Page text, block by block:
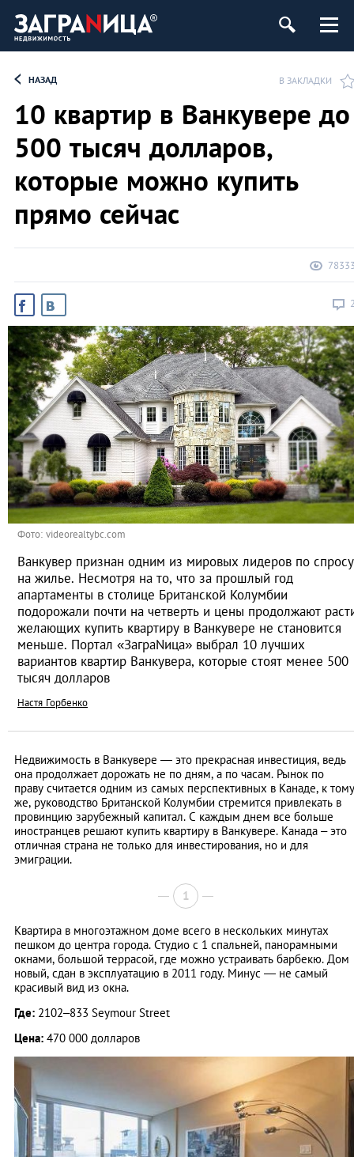
НАЗАД В ЗАКЛАДКИ
10 квартир в Ванкувере до
500 тысяч долларов,
которые можно купить
прямо сейчас
Фото: videorealtybc.com
Ванкувер признан одним из мировых лидеров по спросу
на жилье. Несмотря на то, что за прошлый год
апартаменты в столице Британской Колумбии
подорожали почти на четверть и цены продолжают
желающих купить квартиру в Ванкувере не становится
меньше. Портал «ЗаграNица» выбрал 10 лучших
вариантов квартир Ванкувера, которые стоят менее 500
тысяч долларов
Настя Горбенко
Недвижимость в Ванкувере — это прекрасная инвестиция, ведь
она продолжает дорожать не по дням, а по часам. Рынок по
праву считается одним из самых перспективных в Канаде, к тому
же, руководство Британской Колумбии стремится привлекать в
провинцию зарубежный капитал. С каждым днем все больше
иностранцев решают купить квартиру в Ванкувере. Канада – это
отличная страна не только для инвестирования, но и для
эмиграции.
1
Квартира в многоэтажном доме всего в нескольких минутах
пешком до центра города. Студио с 1 спальней, панорамными
окнами, большой террасой, где можно устраивать барбекю. Дом
новый, сдан в эксплуатацию в 2011 году. Минус — не самый
красивый вид из окна.
Где: 2102–833 Seymour Street
Цена: 470 000 долларов